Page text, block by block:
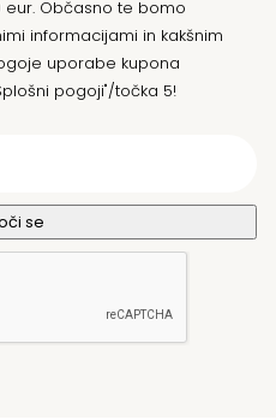
eur. Občasno te bomo
informacijami in kakšnim
uporabe kupona
pogoji"/točka 5!